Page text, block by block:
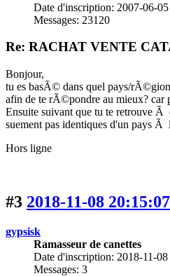
Date d'inscription: 2007-06-05
Messages: 23120
Re: RACHAT VENTE
Bonjour,
tu es basÃ© dans quel pays/
afin de te rÃ©pondre au mieux? car
Ensuite suivant que tu te retrouve
suement pas identiques d'un pays Ã
Hors ligne
#3 2018-11-08 20:15:07
gypsisk
Ramasseur de canettes
Date d'inscription: 2018-11-08
Messages: 3